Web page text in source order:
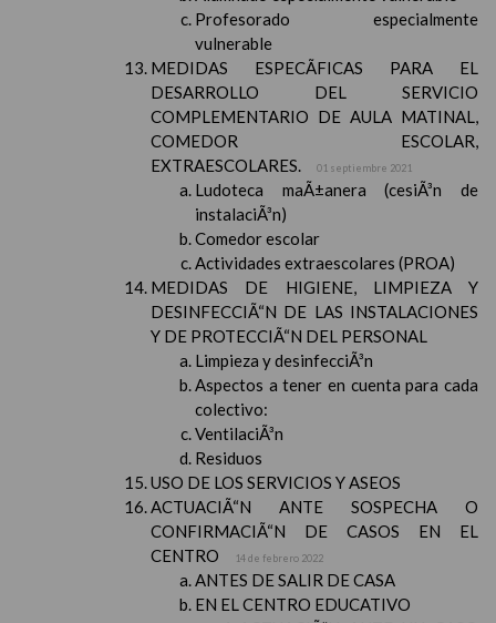
Profesorado especialmente
vulnerable
MEDIDAS ESPECÃFICAS PARA EL
DESARROLLO DEL SERVICIO
COMPLEMENTARIO DE AULA MATINAL,
COMEDOR ESCOLAR,
EXTRAESCOLARES.
01 septiembre 2021
Ludoteca maÃ±anera (cesiÃ³n de
instalaciÃ³n)
Comedor escolar
Actividades extraescolares (PROA)
MEDIDAS DE HIGIENE, LIMPIEZA Y
DESINFECCIÃ“N DE LAS INSTALACIONES
Y DE PROTECCIÃ“N DEL PERSONAL
Limpieza y desinfecciÃ³n
Aspectos a tener en cuenta para cada
colectivo:
VentilaciÃ³n
Residuos
USO DE LOS SERVICIOS Y ASEOS
ACTUACIÃ“N ANTE SOSPECHA O
CONFIRMACIÃ“N DE CASOS EN EL
CENTRO
14 de febrero 2022
ANTES DE SALIR DE CASA
EN EL CENTRO EDUCATIVO